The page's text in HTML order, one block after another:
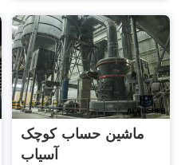
ماشین حساب کوچک
آسیاب